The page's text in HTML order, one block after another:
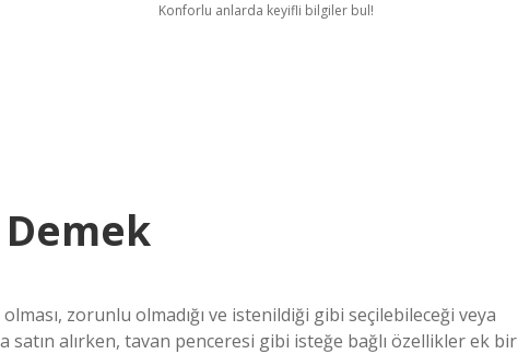
Konforlu anlarda keyifli bilgiler bul!
zorunlu olmadığı ve istenildiği gibi seçilebileceği veya
satın alırken, tavan penceresi gibi isteğe bağlı özellikler ek bir